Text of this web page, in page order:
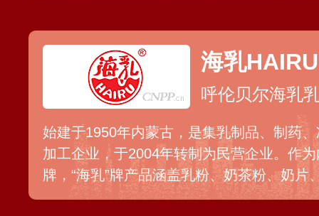
海乳HAIRU
呼伦贝尔海乳
始建于1950年内蒙古，是集乳制品、制药
加工企业，于2004年转制为民营企业。作
牌，“海乳”牌产品涵盖乳粉、奶茶粉、奶片
列几十个品种，营养丰富，奶香醇厚，多